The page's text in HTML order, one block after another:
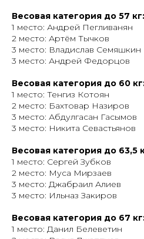
Весовая категория до 57 кг:
1 место: Андрей Пегливанян
2 место: Артём Тычков
3 место: Владислав Семяшкин
3 место: Андрей Федорцов
Весовая категория до 60
1 место: Тенгиз Котоян
2 место: Бахтовар Назиров
3 место: Абдулгасан Гасымов
3 место: Никита Севастьянов
Весовая категория до 63,5
1 место: Сергей Зубков
2 место: Муса Мирзаев
3 место: Джабраил Алиев
3 место: Ильназ Закиров
Весовая категория до 67
1 место: Данил Белеветин